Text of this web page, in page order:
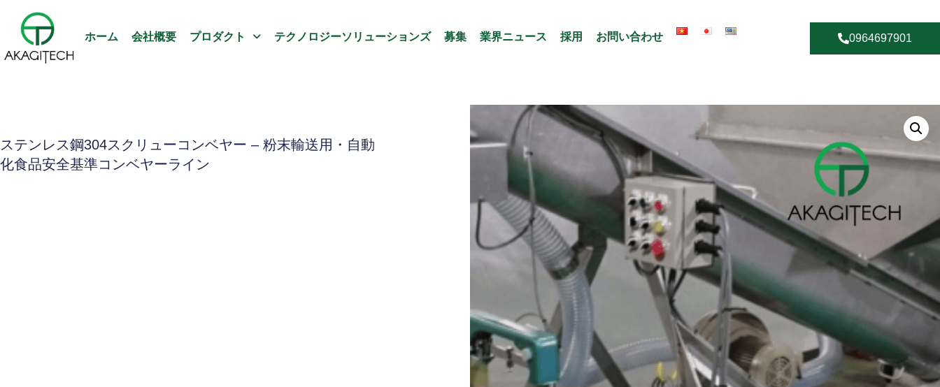
ホーム 会社概要 プロダクト テクノロジーソリューションズ 募集 業界ニュース 採用 お問い合わせ 0964697901
ステンレス鋼304スクリューコンベヤー – 粉末輸送用・自動
化食品安全基準コンベヤーライン